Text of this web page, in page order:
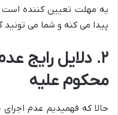
یه مهلت تعیین کننده است
پیدا می کنه و شما می تونید
۲. دلایل رایج
محکوم علیه
حالا که فهمیدیم عدم